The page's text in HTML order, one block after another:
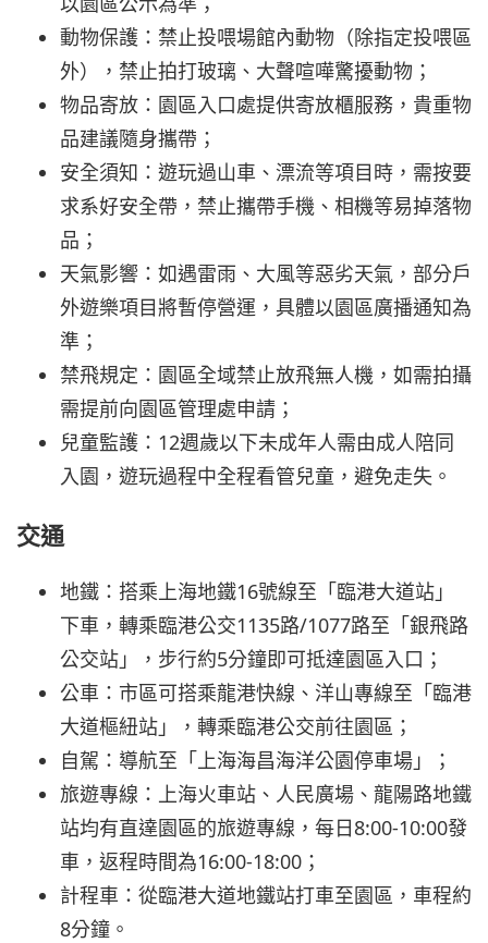
動物保護：禁止投喂場館內動物（除指定投喂區
外），禁止拍打玻璃、大聲喧嘩驚擾動物；
物品寄放：園區入口處提供寄放櫃服務，貴重物
品建議隨身攜帶；
安全須知：遊玩過山車、漂流等項目時，需按要
求系好安全帶，禁止攜帶手機、相機等易掉落物
品；
天氣影響：如遇雷雨、大風等惡劣天氣，部分戶
外遊樂項目將暫停營運，具體以園區廣播通知為
準；
禁飛規定：園區全域禁止放飛無人機，如需拍攝
需提前向園區管理處申請；
兒童監護：12週歲以下未成年人需由成人陪同
入園，遊玩過程中全程看管兒童，避免走失。
交通
地鐵：搭乘上海地鐵16號線至「臨港大道站」
下車，轉乘臨港公交1135路/1077路至「銀飛路
公交站」，步行約5分鐘即可抵達園區入口；
公車：市區可搭乘龍港快線、洋山專線至「臨港
大道樞紐站」，轉乘臨港公交前往園區；
自駕：導航至「上海海昌海洋公園停車場」；
旅遊專線：上海火車站、人民廣場、龍陽路地鐵
站均有直達園區的旅遊專線，每日8:00-10:00發
車，返程時間為16:00-18:00；
計程車：從臨港大道地鐵站打車至園區，車程約
8分鐘。